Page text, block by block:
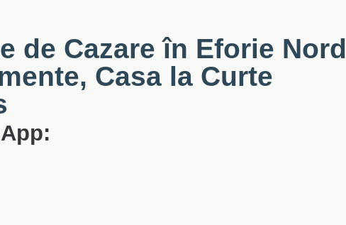
de Cazare în Eforie Nord
Casa la Curte